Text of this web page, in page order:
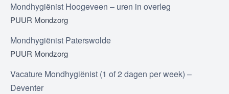
Mondhygiënist Hoogeveen – uren in overleg
PUUR Mondzorg
Mondhygiënist Paterswolde
PUUR Mondzorg
Vacature Mondhygiënist (1 of 2 dagen per week) –
Deventer